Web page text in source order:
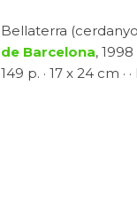
Bellaterra
de Barcelona, 1998
149 p. · 17 x 24 cm ·